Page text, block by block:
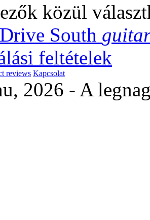
közül
Drive South
feltételek
reviews Kapcsolat
2026 - A